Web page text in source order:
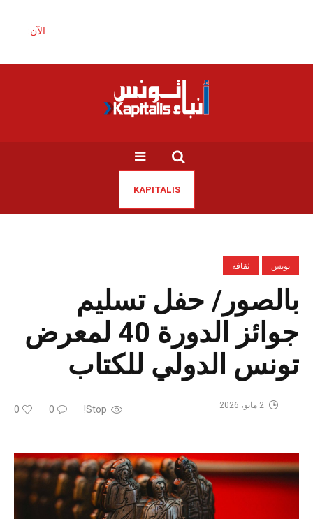
الآن:
KAPITALIS
تونس ثقافة
بالصور/ حفل تسليم
جوائز الدورة 40 لمعرض
تونس الدولي للكتاب
Stop!
0
0 2 مايو، 2026